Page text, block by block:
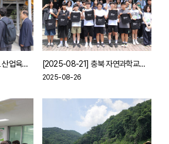
[2025-08-22] 충청북도 산업육성과장 방문 [2025-08-21] 충북 자연과학교육원 학생체험학습 지원
2025-08-26